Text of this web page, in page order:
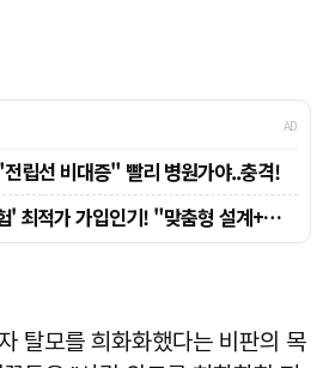
탈모를 희화화했다는 비판의 목